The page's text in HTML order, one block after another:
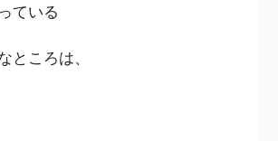
ている
ところは、